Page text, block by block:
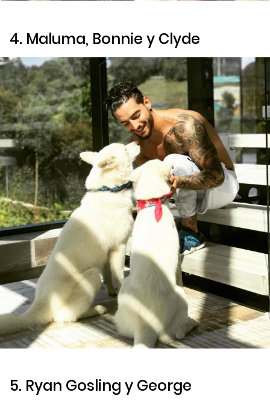
4. Maluma, Bonnie y Clyde
5. Ryan Gosling y George